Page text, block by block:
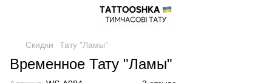
Скидки Тату "Ламы"
Временное Тату "Ламы"